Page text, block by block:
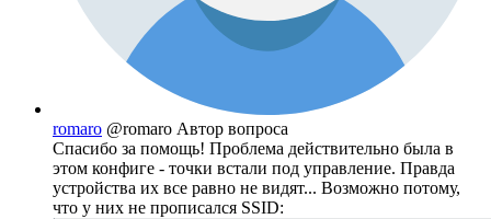
romaro @romaro Автор вопроса
Спасибо за помощь! Проблема действительно была в
этом конфиге - точки встали под управление. Правда
устройства их все равно не видят... Возможно потому,
что у них не прописался SSID: